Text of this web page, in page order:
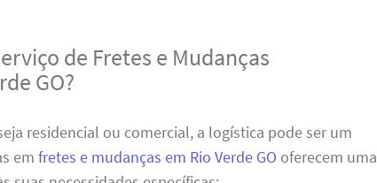
de Fretes e Mudanças
GO?
residencial ou comercial, a logística pode ser um
emfretes e mudanças em Rio Verde GO oferecem uma